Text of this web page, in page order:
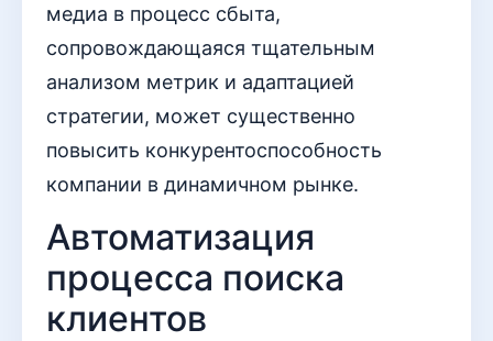
медиа в процесс сбыта,
сопровождающаяся тщательным
анализом метрик и адаптацией
стратегии, может существенно
повысить конкурентоспособность
компании в динамичном рынке.
Автоматизация
процесса поиска
клиентов